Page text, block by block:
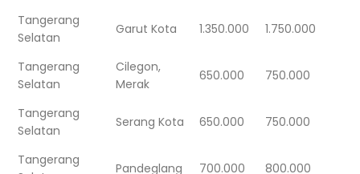
Tangerang
Selatan
Garut Kota 1.350.000 1.750.000
Tangerang
Selatan
Cilegon,
Merak
650.000 750.000
Tangerang
Selatan
Serang Kota 650.000 750.000
Tangerang
Pandeglang 700.000 800.000